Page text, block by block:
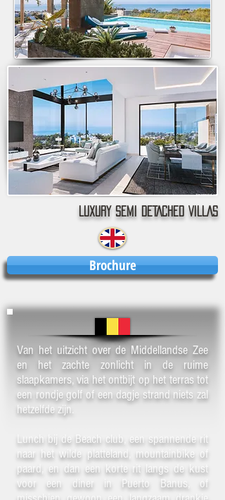
LUXURY SEMI DETACHED VILLAS
Brochure
Van het uitzicht over de Middellandse Zee
en het zachte zonlicht in de ruime
slaapkamers, via het ontbijt op het terras tot
een rondje golf of een dagje strand niets zal
hetzelfde zijn.
Lunch bij de Beach club, een spannende rit
naar het wilde platteland, mountainbike of
paard, en dan een korte rit langs de kust
voor een diner in Puerto Banus, of